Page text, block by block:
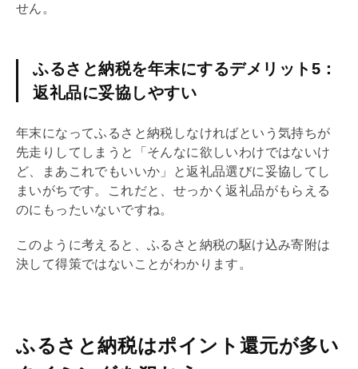
せん。
ふるさと納税を年末にするデメリット5：
返礼品に妥協しやすい
年末になってふるさと納税しなければという気持ちが
先走りしてしまうと「そんなに欲しいわけではないけ
ど、まあこれでもいいか」と返礼品選びに妥協してし
まいがちです。これだと、せっかく返礼品がもらえる
のにもったいないですね。
このように考えると、ふるさと納税の駆け込み寄附は
決して得策ではないことがわかります。
ふるさと納税はポイント還元が多い